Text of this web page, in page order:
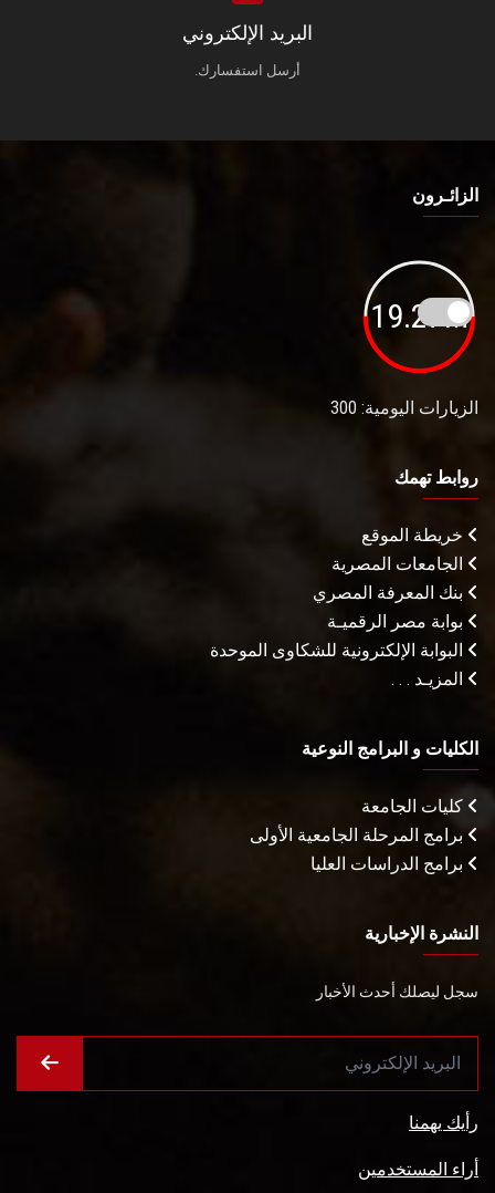
البريد الإلكتروني
أرسل استفسارك.
الزائـرون
19.27M
الزيارات اليومية: 300
روابط تهمك
خريطة الموقع
الجامعات المصرية
بنك المعرفة المصري
بوابة مصر الرقميـة
البوابة الإلكترونية للشكاوى الموحدة
المزيـد . . .
الكليات و البرامج النوعية
كليات الجامعة
برامج المرحلة الجامعية الأولى
برامج الدراسات العليا
النشرة الإخبارية
سجل ليصلك أحدث الأخبار
رأيك يهمنا
أراء المستخدمين